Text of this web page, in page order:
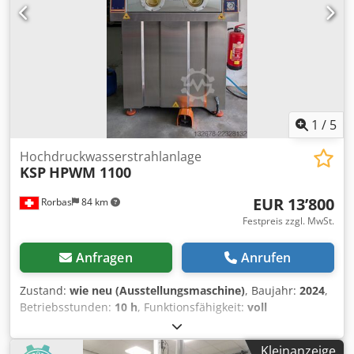
304. SPS Steuerung mit 10" Touchscreen, Luft Pistole,
Dampfabsaugung, Filtersystem..... Eine Besichtigung und
1 / 5
Rorbas 84 km
Hochdruckwasserstrahlanlage
KSP HPWM 1100
EUR 13’800
Festpreis zzgl. MwSt.
Anfragen Anrufen
Zustand: wie neu (Ausstellungsmaschine), Baujahr: 2024,
Betriebsstunden: 10 h, Funktionsfähigkeit: voll
, Maschinen-/Fahrzeugnummer:
Gesamtbreite:1’300 mm, Gesamtlänge:700 mm,